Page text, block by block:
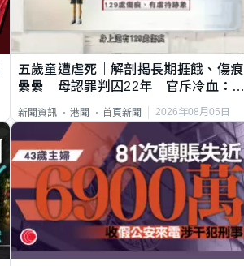
五歲童遭虐死｜解剖揭長期捱餓、傷痕
纍纍 母認罪判囚22年 官斥冷血：同
新聞資訊 港聞 首頁新聞 2026年08月05日